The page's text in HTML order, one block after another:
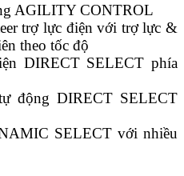
AGILITY CONTROL
trợ lực điện với trợ lực &
theo tốc độ
DIRECT SELECT phía
động DIRECT SELECT
SELECT với nhiều